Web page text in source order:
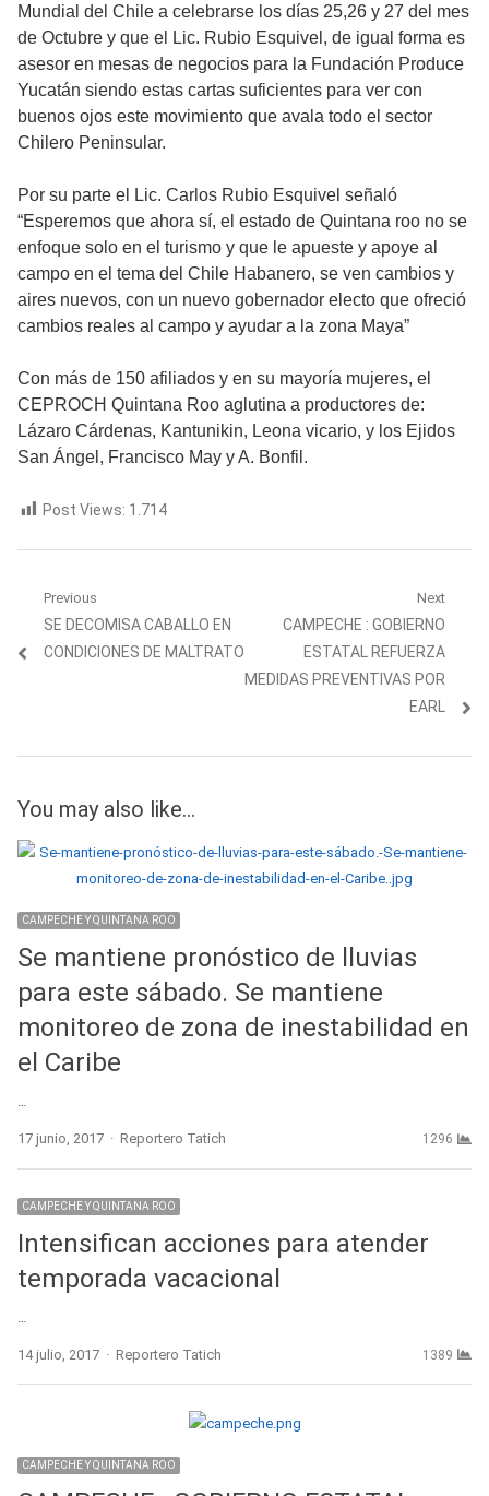
Mundial del Chile a celebrarse los días 25,26 y 27 del mes
de Octubre y que el Lic. Rubio Esquivel, de igual forma es
asesor en mesas de negocios para la Fundación Produce
Yucatán siendo estas cartas suficientes para ver con
buenos ojos este movimiento que avala todo el sector
Chilero Peninsular.
Por su parte el Lic. Carlos Rubio Esquivel señaló
“Esperemos que ahora sí, el estado de Quintana roo no se
enfoque solo en el turismo y que le apueste y apoye al
campo en el tema del Chile Habanero, se ven cambios y
aires nuevos, con un nuevo gobernador electo que ofreció
cambios reales al campo y ayudar a la zona Maya”
Con más de 150 afiliados y en su mayoría mujeres, el
CEPROCH Quintana Roo aglutina a productores de:
Lázaro Cárdenas, Kantunikin, Leona vicario, y los Ejidos
San Ángel, Francisco May y A. Bonfil.
Post Views: 1.714
Navegación
de
Previous
Previous
post:
SE DECOMISA CABALLO EN
CONDICIONES DE MALTRATO
Next
Next
post:
CAMPECHE : GOBIERNO
ESTATAL REFUERZA
MEDIDAS PREVENTIVAS POR
EARL
You may also like...
CAMPECHE Y QUINTANA ROO
Se mantiene pronóstico de lluvias
para este sábado. Se mantiene
monitoreo de zona de inestabilidad en
el Caribe
17 junio, 2017 Author
Reportero Tatich 1296
CAMPECHE Y QUINTANA ROO
Intensifican acciones para atender
temporada vacacional
14 julio, 2017 Author
Reportero Tatich 1389
CAMPECHE Y QUINTANA ROO